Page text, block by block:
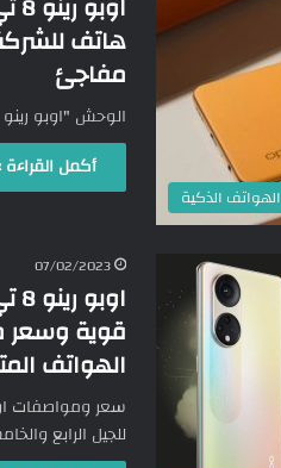
الهواتف الذكية
هاتف
مفاجئ
الوحش "اوبو رينو 8 تي" وصل مصر
أكمل القراءة
07/02/2023
قوية وسعر
الهواتف
للجيل الرابع